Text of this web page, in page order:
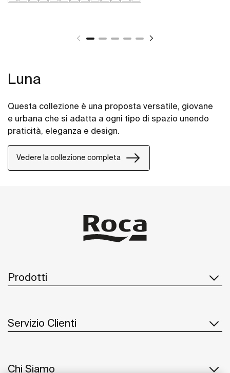
Luna
Questa collezione è una proposta versatile, giovane
e urbana che si adatta a ogni tipo di spazio unendo
praticità, eleganza e design.
Vedere la collezione completa
Prodotti
Servizio Clienti
Chi Siamo